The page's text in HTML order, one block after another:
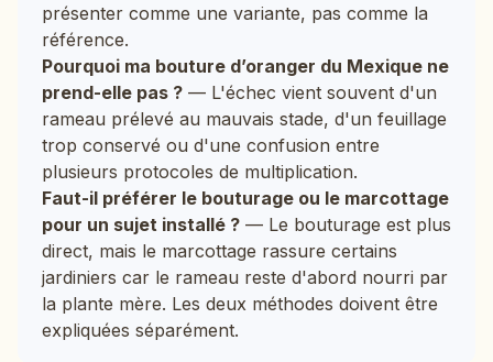
présenter comme une variante, pas comme la
référence.
Pourquoi ma bouture d’oranger du Mexique ne
prend-elle pas ? — L'échec vient souvent d'un
rameau prélevé au mauvais stade, d'un feuillage
trop conservé ou d'une confusion entre
plusieurs protocoles de multiplication.
Faut-il préférer le bouturage ou le marcottage
pour un sujet installé ? — Le bouturage est plus
direct, mais le marcottage rassure certains
jardiniers car le rameau reste d'abord nourri par
la plante mère. Les deux méthodes doivent être
expliquées séparément.